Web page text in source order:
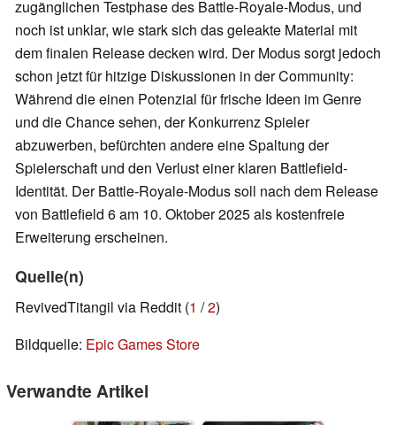
zugänglichen Testphase des Battle-Royale-Modus, und
noch ist unklar, wie stark sich das geleakte Material mit
dem finalen Release decken wird. Der Modus sorgt jedoch
schon jetzt für hitzige Diskussionen in der Community:
Während die einen Potenzial für frische Ideen im Genre
und die Chance sehen, der Konkurrenz Spieler
abzuwerben, befürchten andere eine Spaltung der
Spielerschaft und den Verlust einer klaren Battlefield-
Identität. Der Battle-Royale-Modus soll nach dem Release
von Battlefield 6 am 10. Oktober 2025 als kostenfreie
Erweiterung erscheinen.
Quelle(n)
RevivedTitangil via Reddit (1 /2)
Bildquelle: Epic Games Store
Verwandte Artikel